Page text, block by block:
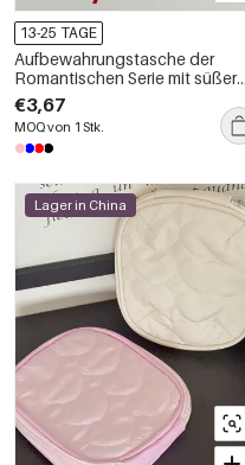
13-25 TAGE
Aufbewahrungstasche der
Romantischen Serie mit süßer
Schleife und Polka Dots
€3,67
MOQ von 1 Stk.
Lager in China